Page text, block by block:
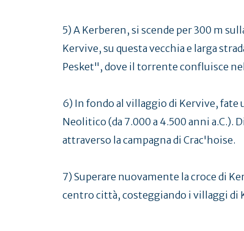
5) A Kerberen, si scende per 300 m
Kervive, su questa vecchia e larga
Pesket", dove il torrente confluisce
6) In fondo al villaggio di Kervive,
Neolitico (da 7.000 a 4.500 anni a.C.).
attraverso la campagna di Crac'hoise.
7) Superare nuovamente la croce di
centro città, costeggiando i villaggi di